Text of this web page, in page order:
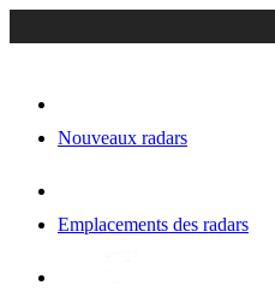
Nouveaux radars
Emplacements des radars